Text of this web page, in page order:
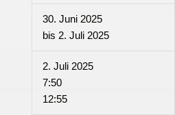
30. Juni 2025
bis 2. Juli 2025
2. Juli 2025
7:50
12:55